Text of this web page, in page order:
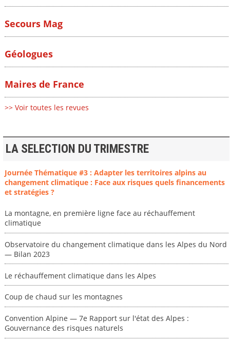
Secours Mag
Géologues
Maires de France
>> Voir toutes les revues
LA SELECTION DU TRIMESTRE
Journée Thématique #3 : Adapter les territoires alpins au
changement climatique : Face aux risques quels financements
et stratégies ?
La montagne, en première ligne face au réchauffement
climatique
Observatoire du changement climatique dans les Alpes du Nord
— Bilan 2023
Le réchauffement climatique dans les Alpes
Coup de chaud sur les montagnes
Convention Alpine — 7e Rapport sur l'état des Alpes :
Gouvernance des risques naturels